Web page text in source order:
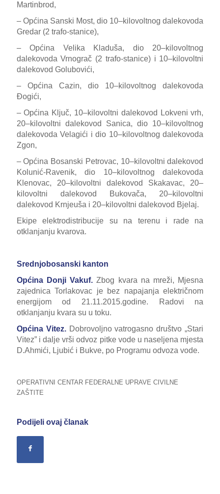
Martinbrod,
– Općina Sanski Most, dio 10–kilovoltnog dalekovoda
Gredar (2 trafo-stanice),
– Općina Velika Kladuša, dio 20–kilovoltnog
dalekovoda Vrnograč (2 trafo-stanice) i 10–kilovoltni
dalekovod Golubovići,
– Općina Cazin, dio 10–kilovoltnog dalekovoda
Đogići,
– Općina Ključ, 10–kilovoltni dalekovod Lokveni vrh,
20–kilovoltni dalekovod Sanica, dio 10–kilovoltnog
dalekovoda Velagići i dio 10–kilovoltnog dalekovoda
Zgon,
– Općina Bosanski Petrovac, 10–kilovoltni dalekovod
Kolunić-Ravenik, dio 10–kilovoltnog dalekovoda
Klenovac, 20–kilovoltni dalekovod Skakavac, 20–
kilovoltni dalekovod Bukovača, 20–kilovoltni
dalekovod Krnjeuša i 20–kilovoltni dalekovod Bjelaj.
Ekipe elektrodistribucije su na terenu i rade na
otklanjanju kvarova.
Srednjobosanski kanton
Općina Donji Vakuf. Zbog kvara na mreži, Mjesna
zajednica Torlakovac je bez napajanja električnom
energijom od 21.11.2015.godine. Radovi na
otklanjanju kvara su u toku.
Općina Vitez.Dobrovoljno vatrogasno društvo „Stari
Vitez” i dalje vrši odvoz pitke vode u naseljena mjesta
D.Ahmići, Ljubić i Bukve, po Programu odvoza vode.
OPERATIVNI CENTAR FEDERALNE UPRAVE CIVILNE
ZAŠTITE
Podijeli ovaj članak